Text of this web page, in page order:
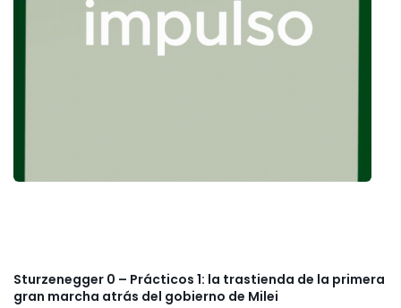
Sturzenegger 0 – Prácticos 1: la trastienda de la primera
gran marcha atrás del gobierno de Milei